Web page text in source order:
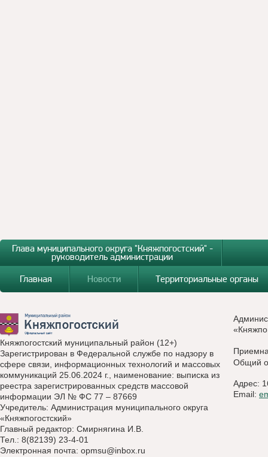
Глава муниципального округа "Княжпогостский" -
руководитель администрации
Главная
Новости Территориальные органы
Княжпогостский муниципальный район (12+)
Зарегистрирован в Федеральной службе по надзору в
сфере связи, информационных технологий и массовых
коммуникаций 25.06.2024 г., наименование: выписка из
реестра зарегистрированных средств массовой
информации ЭЛ № ФС 77 – 87669
Учредитель: Администрация муниципального округа
«Княжпогостский»
Главный редактор: Смирнягина И.В.
Тел.: 8(82139) 23-4-01
Электронная почта: opmsu@inbox.ru
Общий
Адрес:
Email: